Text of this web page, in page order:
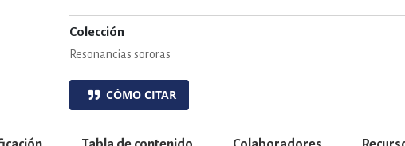
CIENCIAS MEDICINA,
LIBROS DE CÓMICS,
Colección
Resonancias sororas
CÓMO CITAR